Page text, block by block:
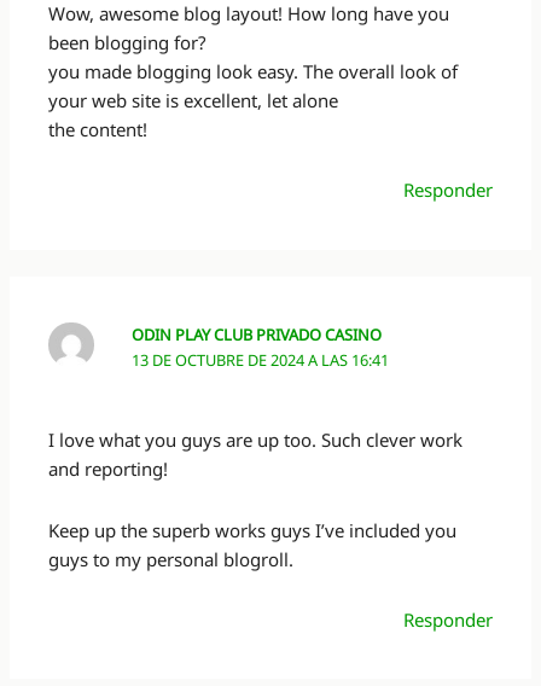
Wow, awesome blog layout! How long have you
been blogging for?
you made blogging look easy. The overall look of
your web site is excellent, let alone
the content!
Responder
ODIN PLAY CLUB PRIVADO CASINO
13 DE OCTUBRE DE 2024 A LAS 16:41
I love what you guys are up too. Such clever work
and reporting!
Keep up the superb works guys I’ve included you
guys to my personal blogroll.
Responder